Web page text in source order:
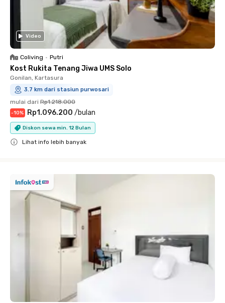
Video
Coliving • Putri
Kost Rukita Tenang Jiwa UMS Solo
Gonilan, Kartasura
3.7 km dari stasiun purwosari
mulai dari Rp1.218.000
-10% Rp1.096.200 /bulan
Diskon sewa min. 12 Bulan
Lihat info lebih banyak